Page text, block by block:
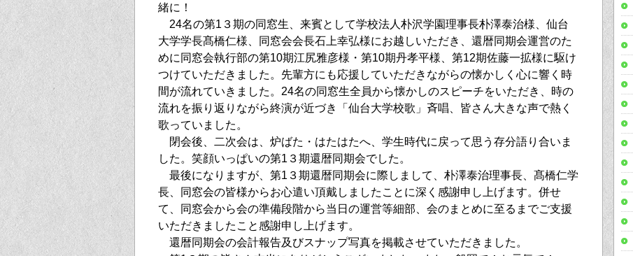
緒に！
24名の第1３期の同窓生、来賓として学校法人朴沢学園理事長朴澤泰治様、仙台
大学学長髙橋仁様、同窓会会長石上幸弘様にお越しいただき、還暦同期会運営のた
めに同窓会執行部の第10期江尻雅彦様・第10期丹孝平様、第12期佐藤一拡様に駆け
つけていただきました。先輩方にも応援していただきながらの懐かしく心に響く時
間が流れていきました。24名の同窓生全員から懐かしのスピーチをいただき、時の
流れを振り返りながら終演が近づき「仙台大学校歌」斉唱、皆さん大きな声で熱く
歌っていました。
閉会後、二次会は、炉ばた・はたはたへ、学生時代に戻って思う存分語り合いま
した。笑顔いっぱいの第1３期還暦同期会でした。
最後になりますが、第1３期還暦同期会に際しまして、朴澤泰治理事長、髙橋仁学
長、同窓会の皆様からお心遣い頂戴しましたことに深く感謝申し上げます。併せ
て、同窓会から会の準備段階から当日の運営等細部、会のまとめに至るまでご支援
いただきましたこと感謝申し上げます。
還暦同期会の会計報告及びスナップ写真を掲載させていただきました。